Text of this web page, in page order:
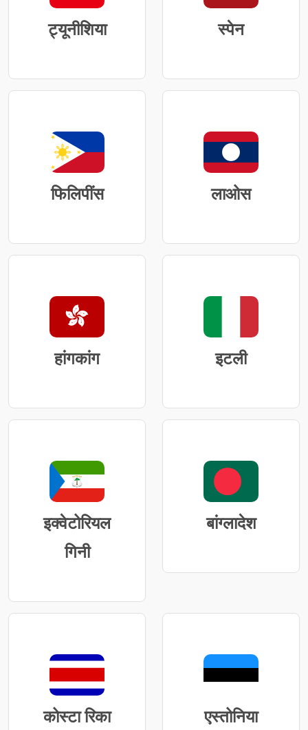
ट्यूनीशिया स्पेन
फिलिपींस लाओस
हांगकांग इटली
इक्वेटोरियल
गिनी
बांग्लादेश
कोस्टा रिका एस्तोनिया